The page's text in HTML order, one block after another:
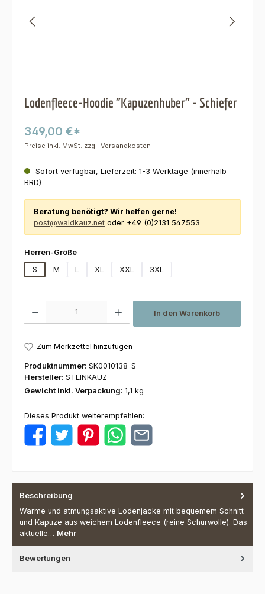
Lodenfleece-Hoodie "Kapuzenhuber" - Schiefer
349,00 €*
Preise inkl. MwSt. zzgl. Versandkosten
Sofort verfügbar, Lieferzeit: 1-3 Werktage (innerhalb
BRD)
Beratung benötigt? Wir helfen gerne!
post@waldkauz.net oder +49 (0)2131 547553
Herren-Größeauswählen
S
M L XL XXL 3XL
In den Warenkorb
Zum Merkzettel hinzufügen
Produktnummer: SK0010138-S
Hersteller: STEINKAUZ
Gewicht inkl. Verpackung: 1,1 kg
Dieses Produkt weiterempfehlen:
Beschreibung
Warme und atmungsaktive Lodenjacke mit bequemem Schnitt
und Kapuze aus weichem Lodenfleece (reine Schurwolle). Das
aktuelle… Mehr
Bewertungen